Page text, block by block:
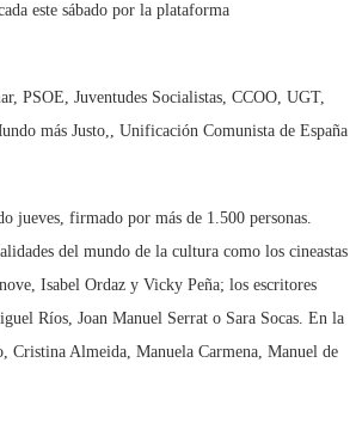
este sábado por la plataforma
PSOE, Juventudes Socialistas, CCOO, UGT,
más Justo,, Unificación Comunista de España
jueves, firmado por más de 1.500 personas.
del mundo de la cultura como los cineastas
Isabel Ordaz y Vicky Peña; los escritores
Ríos, Joan Manuel Serrat o Sara Socas. En la
Cristina Almeida, Manuela Carmena, Manuel de